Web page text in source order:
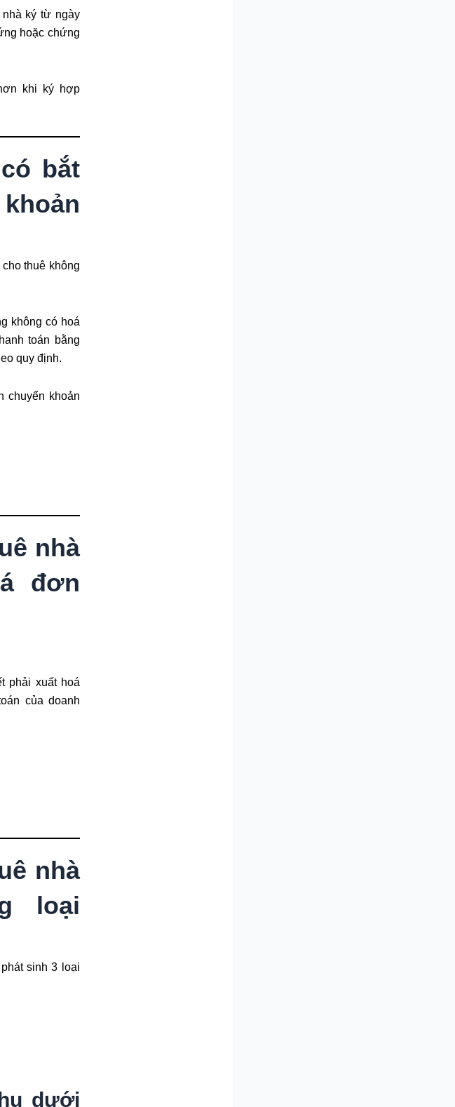
ký từ ngày
hoặc chứng
khi ký hợp
bắt
thuê không
không có hoá
toán bằng
quy định.
chuyển khoản
nhà
đơn
phải xuất hoá
của doanh
nhà
loại
sinh 3 loại
dưới